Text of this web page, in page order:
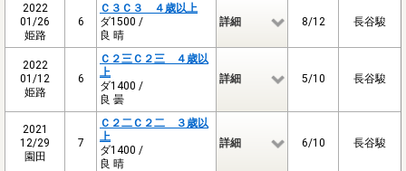
2022
01/26
姫路
6
Ｃ３Ｃ３ ４歳以上
ダ1500 /
良 晴
詳細 8/12 長谷駿
2022
01/12
姫路
6
Ｃ２三Ｃ２三 ４歳以
上
ダ1400 /
良 曇
詳細 5/10 長谷駿
2021
12/29
園田
7
Ｃ２二Ｃ２二 ３歳以
上
ダ1400 /
良 晴
詳細 6/10 長谷駿